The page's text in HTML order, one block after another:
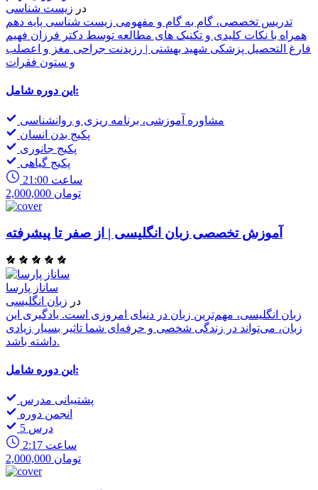
در زیست شناسی
تدریس تخصصی، گام به گام و مفهومی زیست شناسی پایه دهم
همراه با نکات کلیدی و تکنیک های مطالعه توسط دکتر فرزان فهیم
فارغ التحصیل پزشکی شهید بهشتی | رزیدنت جراحی مغز و اعصلب
و ستون فقرات
این دوره شامل:
مشاوره آموزشی، برنامه ریزی و روانشناسی
پکیج بدن انسان
پکیج جانوری
پکیج گیاهی
21:00 ساعت
2,000,000 تومان
آموزش تخصصی زبان انگلیسی | از صفر تا پیشرفته
ساناز پارسا
در زبان انگلیسی
زبان انگلیسی، مهم‌ترین زبان در دنیای امروزی است. یادگیری این
زبان، می‌تواند در زندگی شخصی و حرفه‌ای شما تاثیر بسیار زیادی
داشته باشد.
این دوره شامل:
پشتیبانی مدرس
انجمن دوره
5 درس
2:17 ساعت
2,000,000 تومان